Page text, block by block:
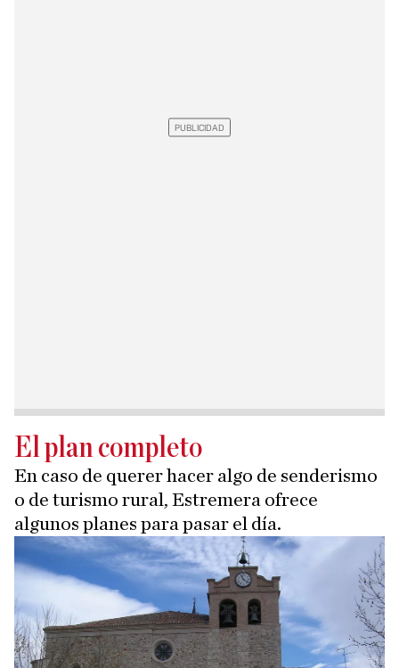
El plan completo
En caso de querer hacer algo de senderismo
o de turismo rural, Estremera ofrece
algunos planes para pasar el día.